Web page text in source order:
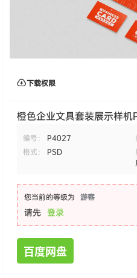
下载权限
橙色企业文具套装展示样机
编号： P4027
格式：
PSD
您当前的等级为 游客
请先 登录
百度网盘